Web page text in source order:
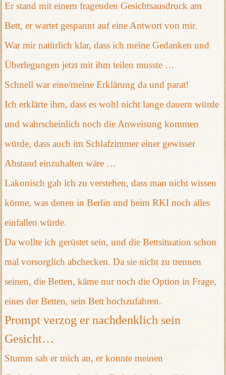
Er stand mit einem fragenden Gesichtsausdruck am
Bett, er wartet gespannt auf eine Antwort von mir.
War mir natürlich klar, dass ich meine Gedanken und
Überlegungen jetzt mit ihm teilen musste …
Schnell war eine/meine Erklärung da und parat!
Ich erklärte ihm, dass es wohl nicht lange dauern würde
und wahrscheinlich noch die Anweisung kommen
würde, dass auch im Schlafzimmer einer gewisser
Abstand einzuhalten wäre …
Lakonisch gab ich zu verstehen, dass man nicht wissen
könne, was denen in Berlin und beim RKI noch alles
einfallen würde.
Da wollte ich gerüstet sein, und die Bettsituation schon
mal vorsorglich abchecken. Da sie nicht zu trennen
seinen, die Betten, käme nur noch die Option in Frage,
eines der Betten, sein Bett hochzufahren.
Prompt verzog er nachdenklich sein
Gesicht…
Stumm sah er mich an, er konnte meinen